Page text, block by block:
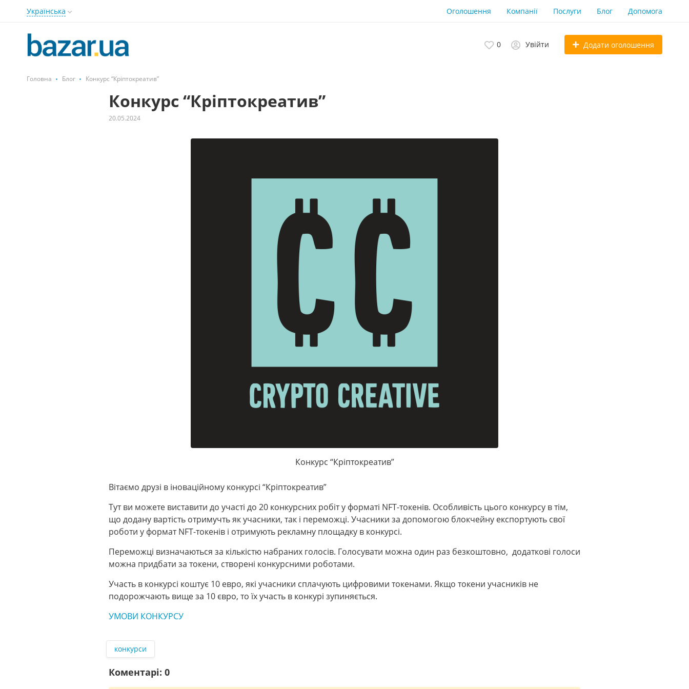
Українська Оголошення Компанії Послуги Блог Допомога
0 Увійти Додати оголошення
Головна Блог Конкурс “Кріптокреатив”
Конкурс “Кріптокреатив”
20.05.2024
Конкурс “Кріптокреатив”
Вітаємо друзі в іноваційному конкурсі “Кріптокреатив”
Тут ви можете виставити до участі до 20 конкурсних робіт у форматі NFT-токенів. Особливість цього конкурсу в тім,
що додану вартість отримучть як учасники, так і переможці. Учасники за допомогою блокчейну експортують свої
роботи у формат NFT-токенів і отримують рекламну площадку в конкурсі.
Переможці визначаються за кількістю набраних голосів. Голосувати можна один раз безкоштовно, додаткові голоси
можна придбати за токени, створені конкурсними роботами.
Участь в конкурсі коштує 10 евро, які учасники сплачують цифровими токенами. Якщо токени учасників не
подорожчають вище за 10 євро, то їх участь в конкурі зупиняється.
УМОВИ КОНКУРСУ
конкурси
Коментарі: 0